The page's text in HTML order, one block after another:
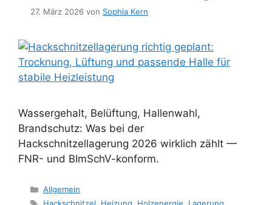
27. März 2026 von Sophia Kern
Wassergehalt, Belüftung, Hallenwahl,
Brandschutz: Was bei der
Hackschnitzellagerung 2026 wirklich zählt —
FNR- und BImSchV-konform.
Kategorien
Allgemein
Schlagwörter